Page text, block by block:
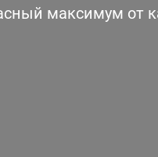
максимум